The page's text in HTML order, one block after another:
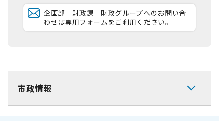
企画部 財政課 財政グループへのお問い合
わせは専用フォームをご利用ください。
市政情報